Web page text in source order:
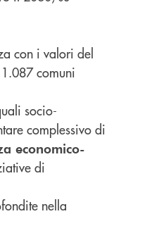
con i valori del
comuni
socio-
complessivo di
economico-
di
nella